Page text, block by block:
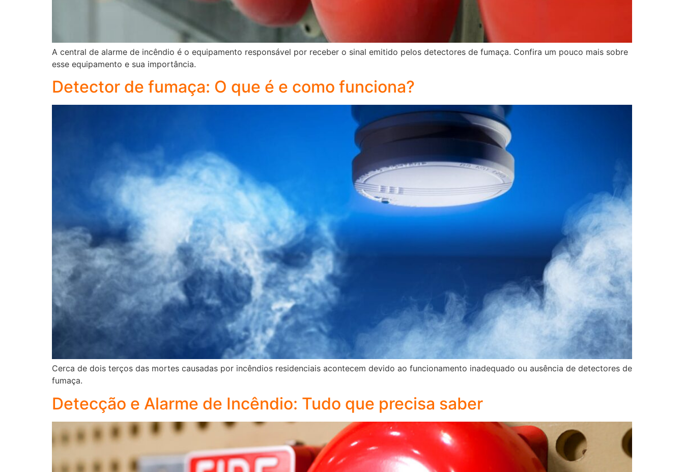
A central de alarme de incêndio é o equipamento responsável por receber o sinal emitido pelos detectores de fumaça. Confira um pouco mais sobre
esse equipamento e sua importância.
Detector de fumaça: O que é e como funciona?
Cerca de dois terços das mortes causadas por incêndios residenciais acontecem devido ao funcionamento inadequado ou ausência de detectores de
fumaça.
Detecção e Alarme de Incêndio: Tudo que precisa saber